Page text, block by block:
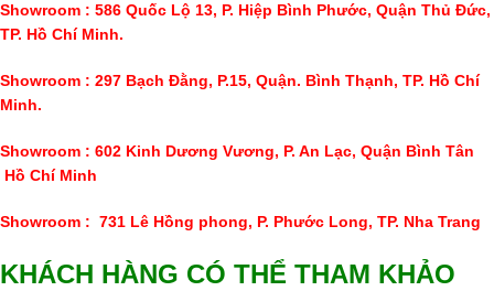
Showroom : 586 Quốc Lộ 13, P. Hiệp Bình Phước, Quận Thủ Đức,
TP. Hồ Chí Minh.
Showroom : 297 Bạch Đằng, P.15, Quận. Bình Thạnh, TP. Hồ Chí
Minh.
Showroom : 602 Kinh Dương Vương, P. An Lạc, Quận Bình Tân
Hồ Chí Minh
Showroom : 731 Lê Hồng phong, P. Phước Long, TP. Nha Trang
KHÁCH HÀNG CÓ THỂ THAM KHẢO